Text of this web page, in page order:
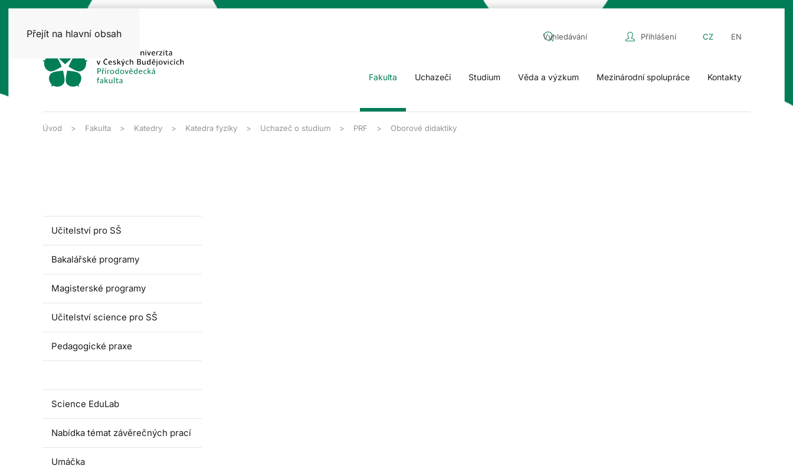
Přejít na hlavní obsah Přihlášení CZ EN
Fakulta Uchazeči Studium Věda a výzkum Mezinárodní spolupráce Kontakty
Úvod Fakulta Katedry Katedra fyziky Uchazeč o studium PRF Oborové didaktiky
Učitelství pro SŠ
Bakalářské programy
Magisterské programy
Učitelství science pro SŠ
Pedagogické praxe
Science EduLab
Nabídka témat závěrečných prací
Umáčka